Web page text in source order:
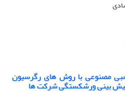
مصنوعی با روش های رگرسیون
بینی ورشکستگی شرکت ها